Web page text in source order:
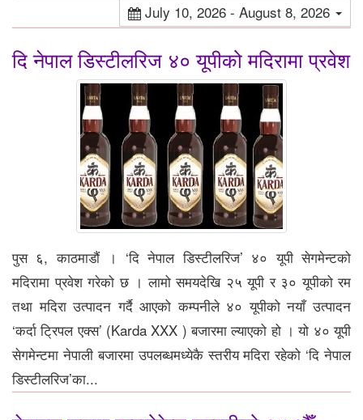
July 10, 2026 - August 8, 2026
दि नेपाल डिस्टीलरिज ४० यूपीको मदिरामा प्रवेश
पुस ६, काठमाडौं । ‘दि नेपाल डिस्टीलरिज’ ४० यूपी सेगमेन्टको
मदिरामा प्रवेश गरेको छ । लामो समयदेखि २५ यूपी र ३० यूपीको रम
तथा मदिरा उत्पादन गर्दै आएको कम्पनीले ४० यूपीको नयाँ उत्पादन
‘कर्दा ट्रिपल एक्स’ (Karda XXX ) बजारमा ल्याएको हो । यो ४० यूपी
सेगमेन्टमा नेपाली बजारमा उपलब्धमध्येकै स्तरीय मदिरा रहेको ‘दि नेपाल
डिस्टीलरिज’का...